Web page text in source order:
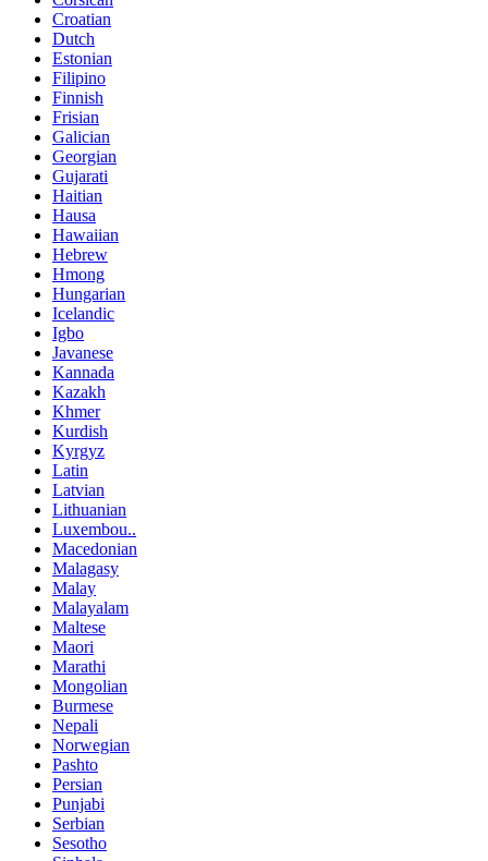
Croatian
Dutch
Estonian
Filipino
Finnish
Frisian
Galician
Georgian
Gujarati
Haitian
Hausa
Hawaiian
Hebrew
Hmong
Hungarian
Icelandic
Igbo
Javanese
Kannada
Kazakh
Khmer
Kurdish
Kyrgyz
Latin
Latvian
Lithuanian
Luxembou..
Macedonian
Malagasy
Malay
Malayalam
Maltese
Maori
Marathi
Mongolian
Burmese
Nepali
Norwegian
Pashto
Persian
Punjabi
Serbian
Sesotho